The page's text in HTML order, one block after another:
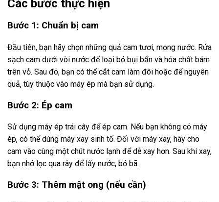
Các bước thực hiện
Bước 1: Chuẩn bị cam
Đầu tiên, bạn hãy chọn những quả cam tươi, mọng nước. Rửa
sạch cam dưới vòi nước để loại bỏ bụi bẩn và hóa chất bám
trên vỏ. Sau đó, bạn có thể cắt cam làm đôi hoặc để nguyên
quả, tùy thuộc vào máy ép mà bạn sử dụng.
Bước 2: Ép cam
Sử dụng máy ép trái cây để ép cam. Nếu bạn không có máy
ép, có thể dùng máy xay sinh tố. Đối với máy xay, hãy cho
cam vào cùng một chút nước lạnh để dễ xay hơn. Sau khi xay,
bạn nhớ lọc qua rây để lấy nước, bỏ bã.
Bước 3: Thêm mật ong (nếu cần)